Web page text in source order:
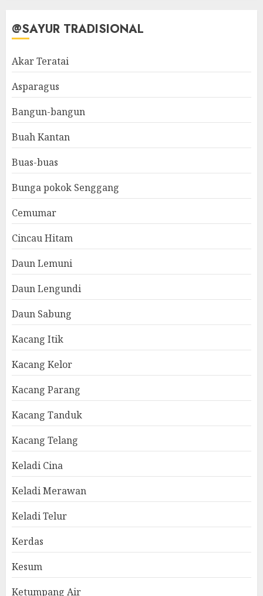
@SAYUR TRADISIONAL
Akar Teratai
Asparagus
Bangun-bangun
Buah Kantan
Buas-buas
Bunga pokok Senggang
Cemumar
Cincau Hitam
Daun Lemuni
Daun Lengundi
Daun Sabung
Kacang Itik
Kacang Kelor
Kacang Parang
Kacang Tanduk
Kacang Telang
Keladi Cina
Keladi Merawan
Keladi Telur
Kerdas
Kesum
Ketumpang Air